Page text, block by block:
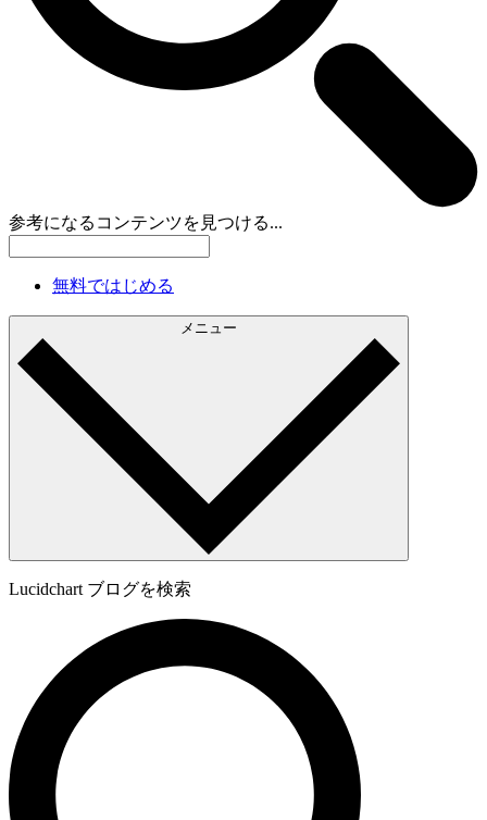
参考になるコンテンツを見つける...
無料ではじめる
メニュー
Lucidchart ブログを検索